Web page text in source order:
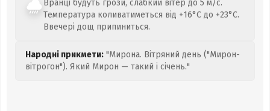
Вранці будуть грози, слабкий вітер до 5 м/с.
Температура коливатиметься від +16°C до +23°C.
Ввечері дощ припиниться.
Народні прикмети: "Мирона. Вітряний день ("Мирон-
вітрогон"). Який Мирон — такий і січень."